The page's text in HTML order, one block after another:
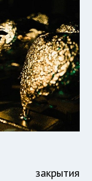
закрытия